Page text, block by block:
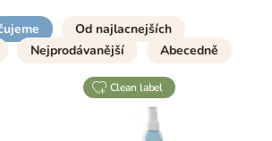
Od najlacnejších
Nejprodávanější Abecedně
clean label